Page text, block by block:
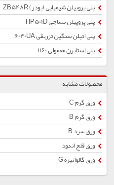
پلی پروپیلن شیمیایی (پودر) ZB548R
پلی پروپیلن نساجی HP501D
پلی اتیلن سنگین تزریقی 6040UA
پلی استایرن معمولی 1160
محصولات مشابه
ورق گرم C
ورق گرم B
ورق سرد B
ورق قلع اندود
ورق گالوانیزه G